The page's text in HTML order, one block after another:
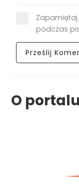
podczas
O portalu